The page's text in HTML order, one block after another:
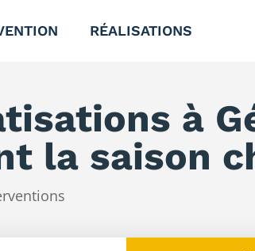
RÉALISATIONS
à
la saison